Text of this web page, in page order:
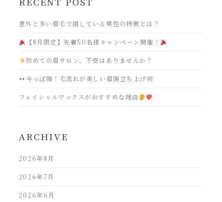
意外と多い眉毛で損している男性の特徴とは？
【8月限定】先着50名様キャンペーン開催！
初めての眉サロン、不安はありませんか？
今っぽ顔！毛流れが美しい眉頭立ち上げ術
フェイシャルワックスがおすすめな理由
ARCHIVE
2026年8月
2026年7月
2026年6月